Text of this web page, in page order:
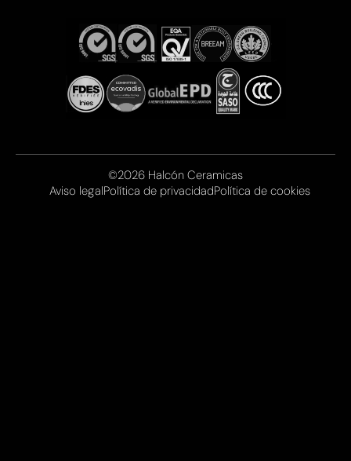
©2026 Halcón Ceramicas
Aviso legalPolítica de privacidadPolítica de cookies